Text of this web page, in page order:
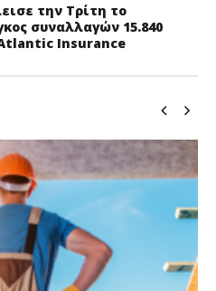
την Τρίτη το
συναλλαγών 15.840
Insurance